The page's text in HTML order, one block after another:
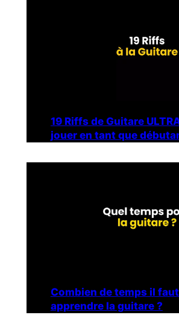
19 Riffs de Guitare
jouer en tant que
Combien de temps il
apprendre la guitare ?